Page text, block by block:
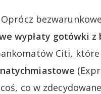
wypłaty gotówki
Citi,
co w